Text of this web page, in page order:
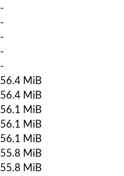
-
-
-
-
-
56.4 MiB
56.4 MiB
56.1 MiB
56.1 MiB
56.1 MiB
55.8 MiB
55.8 MiB